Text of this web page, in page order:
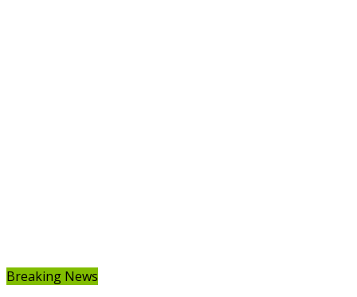
Breaking News